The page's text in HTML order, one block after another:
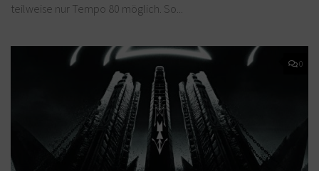
teilweise nur Tempo 80 möglich. So...
0